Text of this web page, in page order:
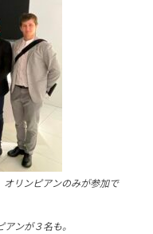
オリンピアンのみが参加で
ンが３名も。